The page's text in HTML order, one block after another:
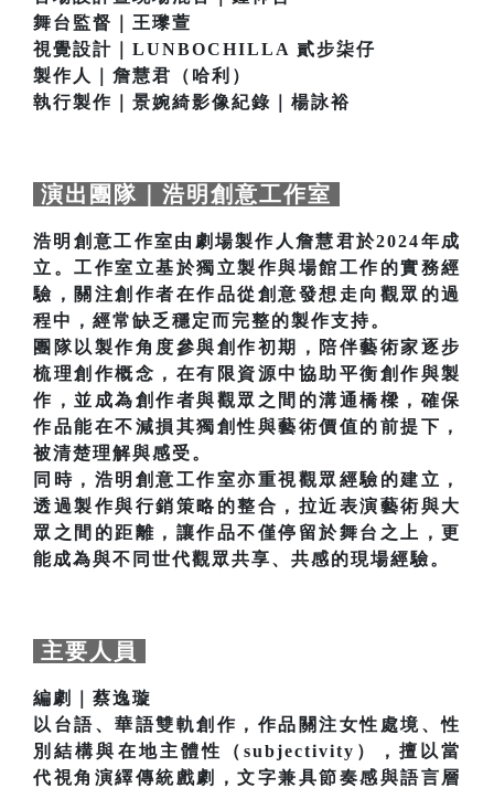
舞台監督｜王瓈萱
視覺設計｜LUNBOCHILLA 貳步柒仔
製作人｜詹慧君（哈利）
執行製作｜景婉綺影像紀錄｜楊詠裕
演出團隊｜浩明創意工作室
浩明創意工作室由劇場製作人詹慧君於2024年成
立。工作室立基於獨立製作與場館工作的實務經
驗，關注創作者在作品從創意發想走向觀眾的過
程中，經常缺乏穩定而完整的製作支持。
團隊以製作角度參與創作初期，陪伴藝術家逐步
梳理創作概念，在有限資源中協助平衡創作與製
作，並成為創作者與觀眾之間的溝通橋樑，確保
作品能在不減損其獨創性與藝術價值的前提下，
被清楚理解與感受。
同時，浩明創意工作室亦重視觀眾經驗的建立，
透過製作與行銷策略的整合，拉近表演藝術與大
眾之間的距離，讓作品不僅停留於舞台之上，更
能成為與不同世代觀眾共享、共感的現場經驗。
主要人員
編劇｜蔡逸璇
以台語、華語雙軌創作，作品關注女性處境、性
別結構與在地主體性（subjectivity），擅以當
代視角演繹傳統戲劇，文字兼具節奏感與語言層